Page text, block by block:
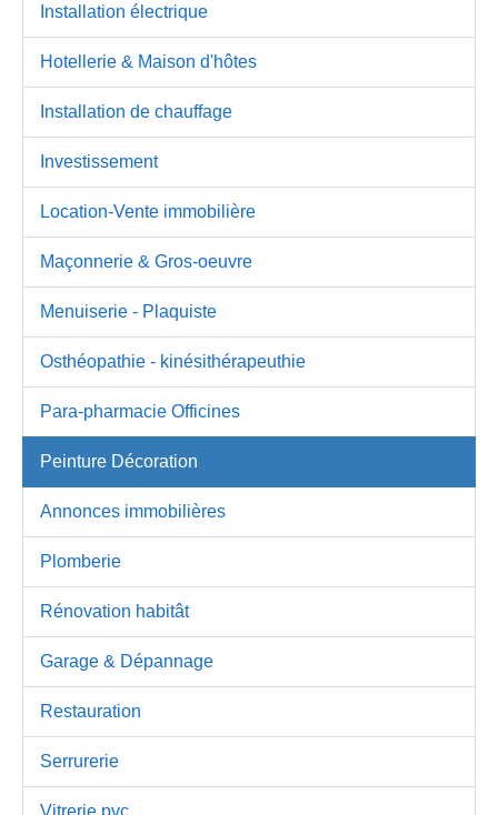
Installation électrique
Hotellerie & Maison d'hôtes
Installation de chauffage
Investissement
Location-Vente immobilière
Maçonnerie & Gros-oeuvre
Menuiserie - Plaquiste
Osthéopathie - kinésithérapeuthie
Para-pharmacie Officines
Peinture Décoration
Annonces immobilières
Plomberie
Rénovation habitât
Garage & Dépannage
Restauration
Serrurerie
Vitrerie pvc